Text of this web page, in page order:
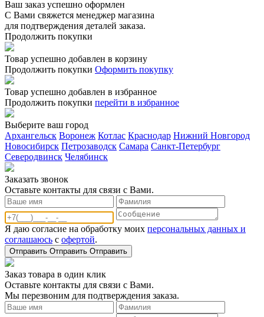
Ваш заказ успешно оформлен
С Вами свяжется менеджер магазина
для подтверждения деталей заказа.
Продолжить покупки
Товар успешно добавлен в корзину
Продолжить покупки Оформить покупку
Товар успешно добавлен в избранное
Продолжить покупки перейти в избранное
Выберите ваш город
Архангельск Воронеж Котлас Краснодар Нижний Новгород
Новосибирск Петрозаводск Самара Санкт-Петербург
Северодвинск Челябинск
Заказать звонoк
Оставьте контакты для связи с Вами.
Я даю согласие на обработку моих персональных данных и
соглашаюсь с офертой.
Отправить Отправить Отправить
Заказ товара в один клик
Оставьте контакты для связи с Вами.
Мы перезвоним для подтверждения заказа.